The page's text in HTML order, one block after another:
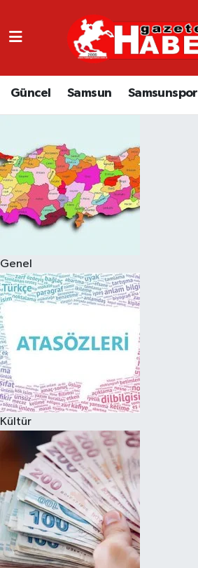
Güncel Samsun Samsunspor
Genel
Kültür
GÜNCEL
SAMSUN
EKONOMİ
YAŞAM